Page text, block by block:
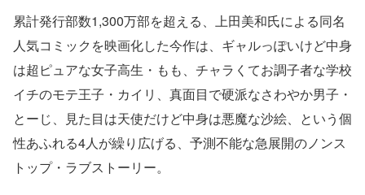
累計発行部数1,300万部を超える、上田美和氏による同名
人気コミックを映画化した今作は、ギャルっぽいけど中身
は超ピュアな女子高生・もも、チャラくてお調子者な学校
イチのモテ王子・カイリ、真面目で硬派なさわやか男子・
とーじ、見た目は天使だけど中身は悪魔な沙絵、という個
性あふれる4人が繰り広げる、予測不能な急展開のノンス
トップ・ラブストーリー。